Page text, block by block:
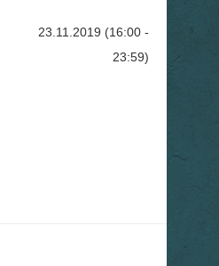
23.11.2019 (16:00 -
23:59)